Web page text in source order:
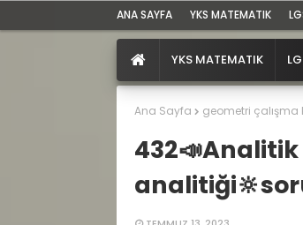
ANA SAYFA YKS MATEMATIK
YKS MATEMATIK
Ana Sayfa geometri çalışma